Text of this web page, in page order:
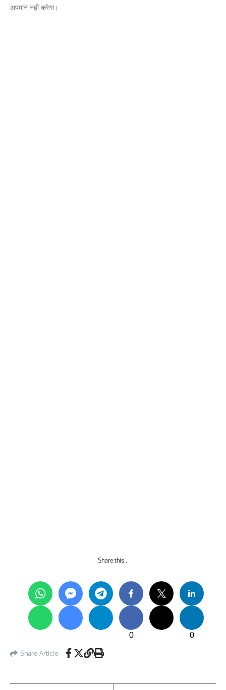
अपमान नहीं करेगा।
Share this…
0 0
Share Article